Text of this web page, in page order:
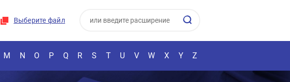
Выберите файл
M N O P Q R S T U V W X Y Z